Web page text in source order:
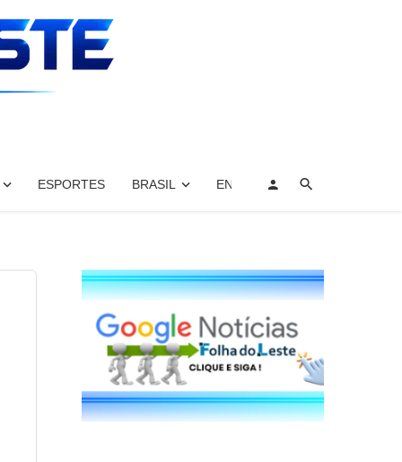
ESPORTES BRASIL ENTRETENIMENTO, ARTES E